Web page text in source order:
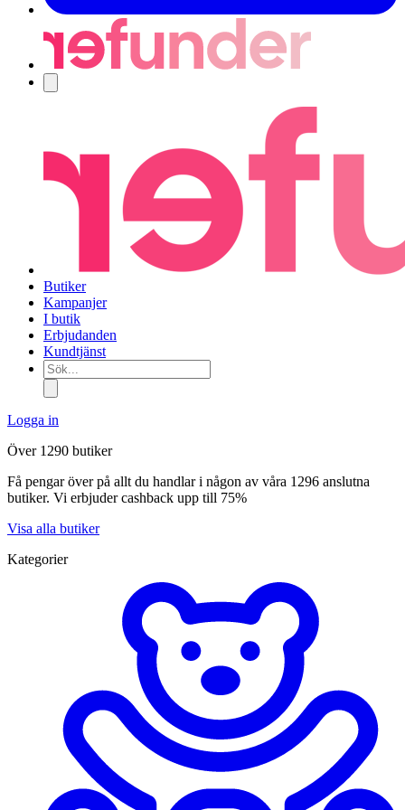
Butiker
Kampanjer
I butik
Erbjudanden
Kundtjänst
Sök...
Logga in
Över 1290 butiker
Få pengar över på allt du handlar i någon av våra 1296 anslutna
butiker. Vi erbjuder cashback upp till 75%
Visa alla butiker
Kategorier